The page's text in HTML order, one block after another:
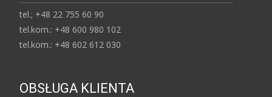
tel.; +48 22 755 60 90
tel.kom.: +48 600 980 102
tel.kom.: +48 602 612 030
OBSŁUGA KLIENTA